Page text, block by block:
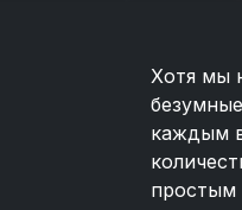
Хотя мы
каждым
простым